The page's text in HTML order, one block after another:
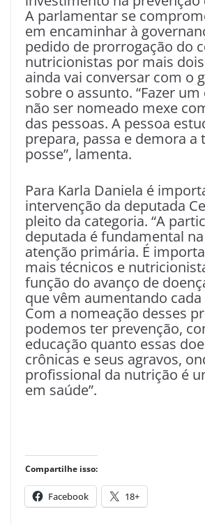
A parlamentar se
em encaminhar à
pedido de prorrogação do
nutricionistas por mais
ainda vai conversar com o
sobre o assunto. “Fazer
não ser nomeado mexe
das pessoas. A pessoa
prepara, passa e demora a
posse”, lamenta.
Para Karla Daniela é
intervenção da deputada
pleito da categoria. “A
deputada é fundamental
atenção primária. É
mais técnicos e
função do avanço de
que vêm aumentando cada
Com a nomeação desses
podemos ter prevenção,
educação quanto essas
crônicas e seus agravos,
profissional da nutrição é
em saúde”.
Compartilhe isso:
Facebook 18+